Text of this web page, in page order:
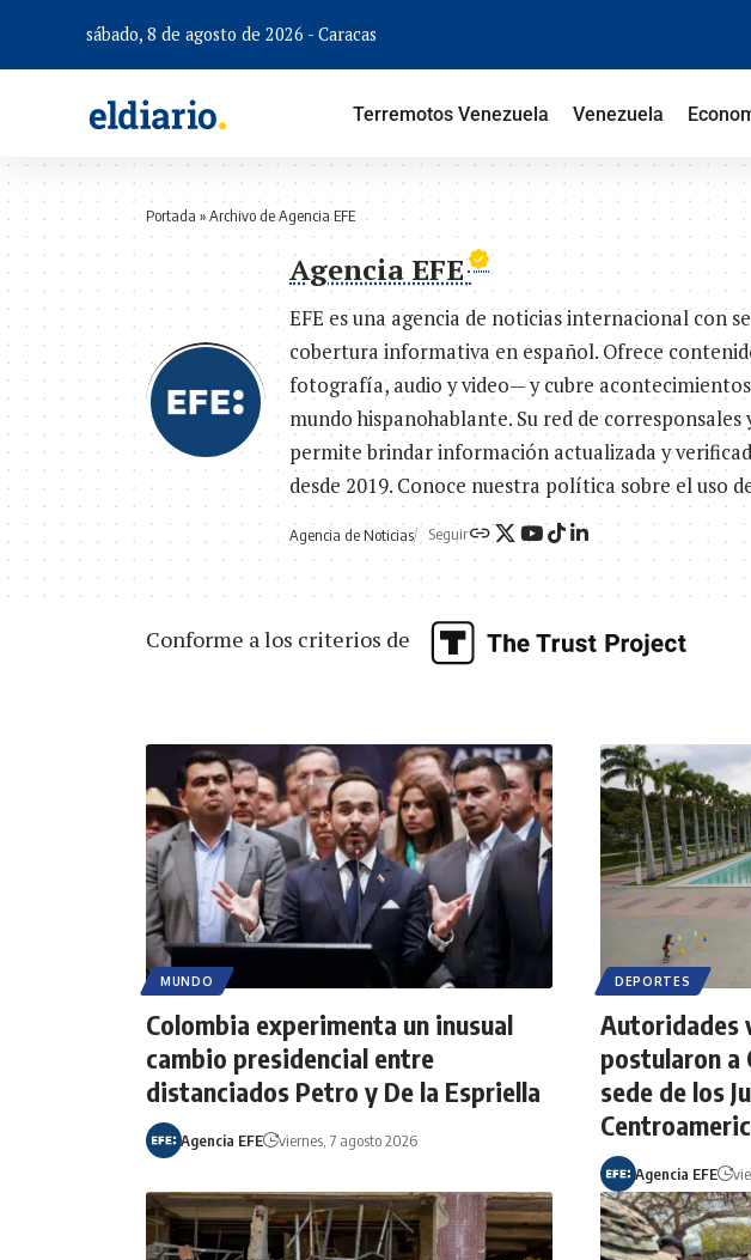
sábado, 8 de agosto de 2026 - Caracas
Terremotos Venezuela Venezuela
Portada »Archivo de Agencia EFE
Agencia EFE
EFE es una agencia de noticias internacional con
cobertura informativa en español. Ofrece
fotografía, audio y video— y cubre
mundo hispanohablante. Su red de
permite brindar información actualizada y
desde 2019. Conoce nuestra política sobre el uso
Agencia de Noticias Seguir
Conforme a los criterios de
MUNDO
Colombia experimenta un inusual
cambio presidencial entre
distanciados Petro y De la Espriella
Agencia EFE viernes, 7 agosto 2026
DEPORTES
Autoridades
postularon a
sede de los
Agencia EFE